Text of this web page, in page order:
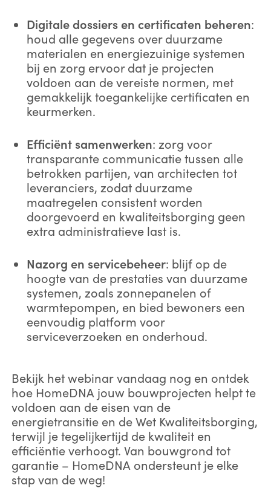
Digitale dossiers en certificaten beheren:
houd alle gegevens over duurzame
materialen en energiezuinige systemen
bij en zorg ervoor dat je projecten
voldoen aan de vereiste normen, met
gemakkelijk toegankelijke certificaten en
keurmerken.
Efficiënt samenwerken: zorg voor
transparante communicatie tussen alle
betrokken partijen, van architecten tot
leveranciers, zodat duurzame
maatregelen consistent worden
doorgevoerd en kwaliteitsborging geen
extra administratieve last is.
Nazorg en servicebeheer: blijf op de
hoogte van de prestaties van duurzame
systemen, zoals zonnepanelen of
warmtepompen, en bied bewoners een
eenvoudig platform voor
serviceverzoeken en onderhoud.
Bekijk het webinar vandaag nog en ontdek
hoe HomeDNA jouw bouwprojecten helpt te
voldoen aan de eisen van de
energietransitie en de Wet Kwaliteitsborging,
terwijl je tegelijkertijd de kwaliteit en
efficiëntie verhoogt. Van bouwgrond tot
garantie – HomeDNA ondersteunt je elke
stap van de weg!
*Achternaam:
*Telefoonnummer:
*Land:
ECI Software Solutionsuw persoonlijke gegevens
verwerktinovereenstemmingmetons privacybeleid.
VERSTUREN